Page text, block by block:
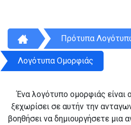
Πρότυπα
Λογότυπα Ομορφιάς
Ένα λογότυπο ομορφιάς είναι
ξεχωρίσει σε αυτήν την
βοηθήσει να δημιουργήσετε μια